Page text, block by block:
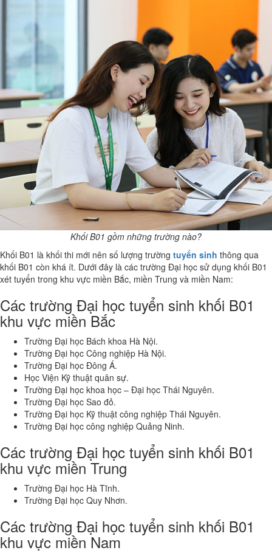
Khối B01 gồm những trường nào?
Khối B01 là khối thi mới nên số lượng trường tuyển sinh thông qua
khối B01 còn khá ít. Dưới đây là các trường Đại học sử dụng khối B01
xét tuyển trong khu vực miền Bắc, miền Trung và miền Nam:
Các trường Đại học tuyển sinh khối B01
khu vực miền Bắc
Trường Đại học Bách khoa Hà Nội.
Trường Đại học Công nghiệp Hà Nội.
Trường Đại học Đông Á.
Học Viện Kỹ thuật quân sự.
Trường Đại học khoa học – Đại học Thái Nguyên.
Trường Đại học Sao đỏ.
Trường Đại học Kỹ thuật công nghiệp Thái Nguyên.
Trường Đại học công nghiệp Quảng Ninh.
Các trường Đại học tuyển sinh khối B01
khu vực miền Trung
Trường Đại học Hà Tĩnh.
Trường Đại học Quy Nhơn.
Các trường Đại học tuyển sinh khối B01
khu vực miền Nam